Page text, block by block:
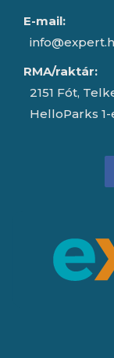
E-mail:
RMA/raktár:
2151 Fót,
HelloParks